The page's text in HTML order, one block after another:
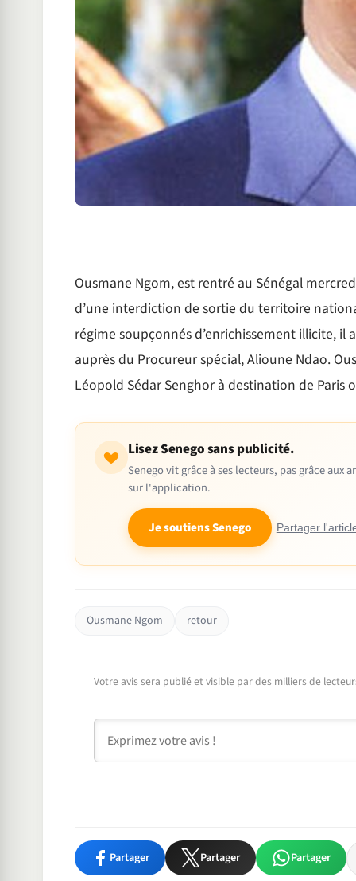
Ousmane Ngom, est rentré au Sénégal
d’une interdiction de sortie du territoire
régime soupçonnés d’enrichissement illicite,
auprès du Procureur spécial, Alioune Ndao.
Léopold Sédar Senghor à destination de
Lisez Senego sans publicité.
Senego vit grâce à ses lecteurs, pas grâce
sur l'application.
Je soutiens Senego Partager
Ousmane Ngom retour
Votre avis sera publié et visible par des milliers de
Partager Partager Partager